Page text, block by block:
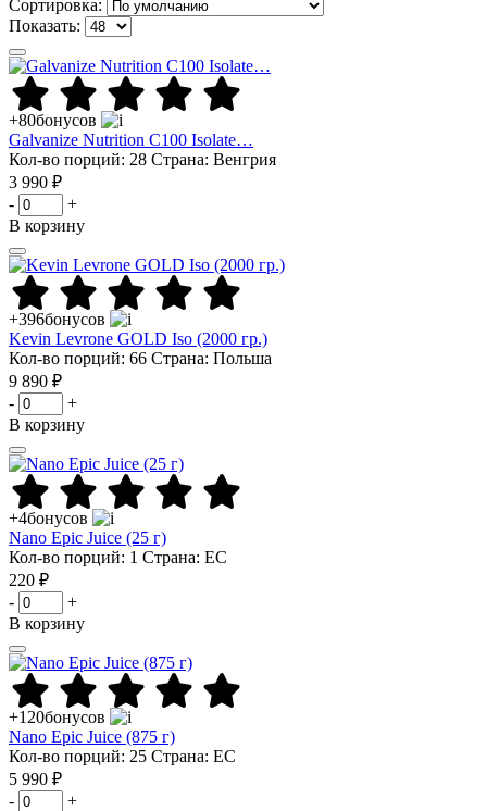
Сортировка:
Показать:
+80бонусов
Galvanize Nutrition C100 Isolate…
Кол-во порций: 28 Страна: Венгрия
3 990 ₽
-
+
В корзину
+396бонусов
Kevin Levrone GOLD Iso (2000 гр.)
Кол-во порций: 66 Страна: Польша
9 890 ₽
-
+
В корзину
+4бонусов
Nano Epic Juice (25 г)
Кол-во порций: 1 Страна: ЕС
220 ₽
-
+
В корзину
+120бонусов
Nano Epic Juice (875 г)
Кол-во порций: 25 Страна: ЕС
5 990 ₽
-
+